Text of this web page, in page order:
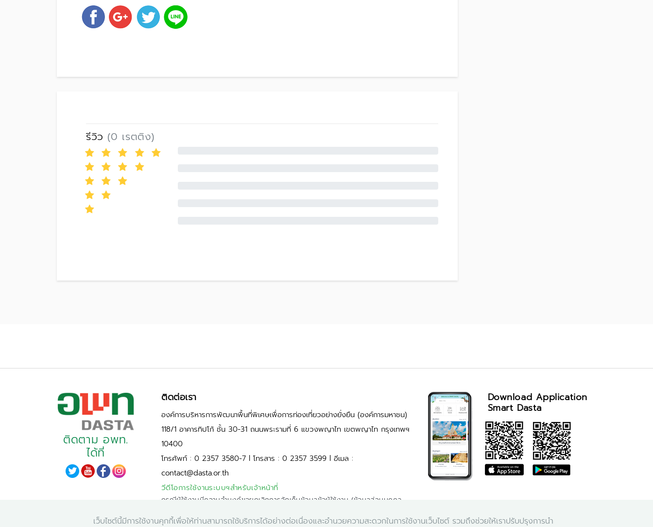
รีวิว (0 เรตติง)
เว็บไซต์นี้มีการใช้งานคุกกี้เพื่อให้ท่านสามารถใช้บริการได้อย่างต่อเนื่องและอำนวยความสะดวกในการใช้งานเว็บไซต์ รวมถึงช่วยให้เราปรับปรุงการนำ
ติดตาม อพท.
ได้ที่
ติดต่อเรา
องค์การบริหารการพัฒนาพื้นที่พิเศษเพื่อการท่องเที่ยวอย่างยั่งยืน (องค์การมหาชน)
118/1 อาคารทิปโก้ ชั้น 30-31 ถนนพระรามที่ 6 แขวงพญาไท เขตพญาไท กรุงเทพฯ
10400
โทรศัพท์ : 0 2357 3580-7 l โทรสาร : 0 2357 3599 l อีเมล :
contact@dasta.or.th
วีดีโอการใช้งานระบบฯสำหรับเจ้าหน้าที่
กรณีผู้ใช้งานมีความจำนงค์ขอยกเลิกการจัดเก็บข้อมูลข้อผู้ใช้งาน (ข้อมูลส่วนบุคคล
กรุณาแจ้งผ่านผู้ดูแลระบบผ่านอีเมลtis@dasta.or.th
Download Application
Smart Dasta